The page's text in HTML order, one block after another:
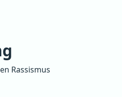
Rassismus